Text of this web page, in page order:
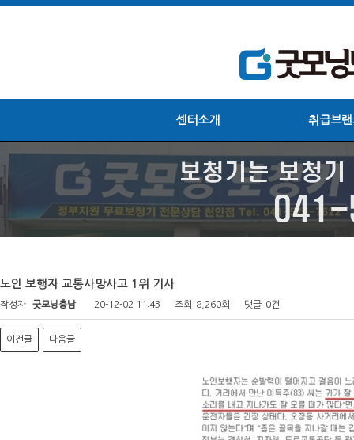
센터소개 취급브
노인 보행자 교통사망사고 1위 기사
작성자 굿모닝충남 20-12-02 11:43 조회 8,260회 댓글 0건
이전글 다음글